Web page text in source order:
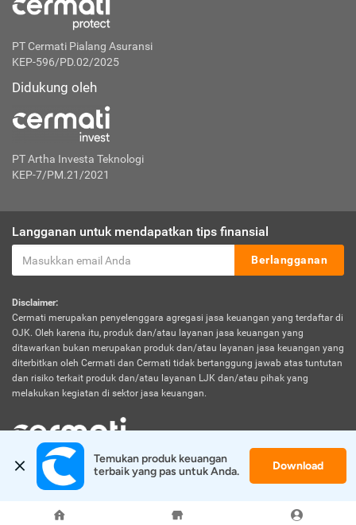
PT Cermati Pialang Asuransi
KEP-596/PD.02/2025
Didukung oleh
PT Artha Investa Teknologi
KEP-7/PM.21/2021
Langganan untuk mendapatkan tips finansial
Berlangganan
Disclaimer:
Cermati merupakan penyelenggara agregasi jasa keuangan yang terdaftar di
OJK. Oleh karena itu, produk dan/atau layanan jasa keuangan yang
ditawarkan bukan merupakan produk dan/atau layanan jasa keuangan yang
diterbitkan oleh Cermati dan Cermati tidak bertanggung jawab atas tuntutan
dan risiko terkait produk dan/atau layanan LJK dan/atau pihak yang
melakukan kegiatan di sektor jasa keuangan.
© 2026 Cermati. All Rights Reserved.
Temukan produk keuangan
terbaik yang pas untuk Anda.
Download